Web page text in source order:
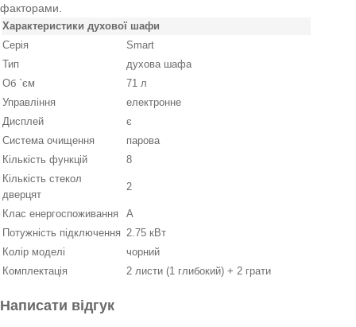
факторами.
Характеристики духової шафи
Серія
Smart
Тип
духова шафа
Об `єм
71 л
Управління
електронне
Дисплей
є
Система очищення
парова
Кількість функцій
8
Кількість стекол
дверцят
2
Клас енергоспоживання
А
Потужність підключення 2.75 кВт
Колір моделі
чорний
Комплектація
2 листи (1 глибокий) + 2 грати
Написати відгук